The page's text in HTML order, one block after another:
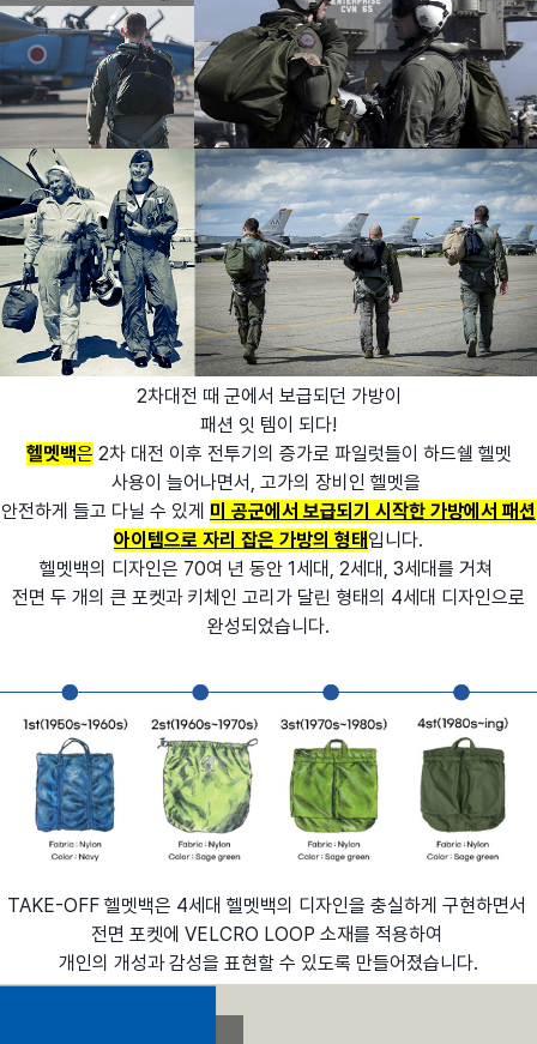
2차대전 때 군에서 보급되던 가방이
패션 잇 템이 되다!
헬멧백은 2차 대전 이후 전투기의 증가로 파일럿들이 하드쉘 헬멧
사용이 늘어나면서, 고가의 장비인 헬멧을
안전하게 들고 다닐 수 있게 미 공군에서 보급되기 시작한 가방에서 패션
아이템으로 자리 잡은 가방의 형태입니다.
헬멧백의 디자인은 70여 년 동안 1세대, 2세대, 3세대를 거쳐
전면 두 개의 큰 포켓과 키체인 고리가 달린 형태의 4세대 디자인으로
완성되었습니다.
TAKE-OFF 헬멧백은 4세대 헬멧백의 디자인을 충실하게 구현하면서
전면 포켓에 VELCRO LOOP 소재를 적용하여
개인의 개성과 감성을 표현할 수 있도록 만들어졌습니다.